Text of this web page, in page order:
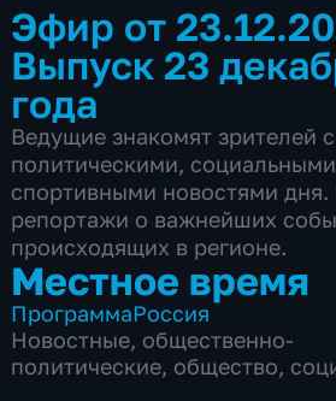
Эфир от
Выпуск 23
года
Ведущие знакомят зрителей
политическими,
спортивными новостями дня.
репортажи о важнейших
происходящих в регионе.
Местное время
ПрограммаРоссия
Новостные, общественно-
политические, общество,